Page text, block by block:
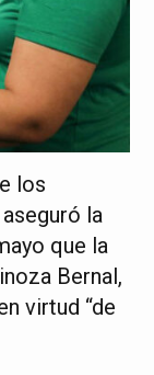
los
la
que la
Bernal,
virtud “de